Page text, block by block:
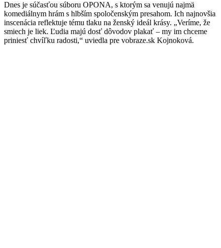
Dnes je súčasťou súboru OPONA, s ktorým sa venujú najmä
komediálnym hrám s hlbším spoločenským presahom. Ich najnovšia
inscenácia reflektuje tému tlaku na ženský ideál krásy. „Veríme, že
smiech je liek. Ľudia majú dosť dôvodov plakať – my im chceme
priniesť chvíľku radosti,“ uviedla pre vobraze.sk Kojnoková.